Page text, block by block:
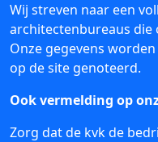
Wij streven naar een
architectenbureaus die
Onze gegevens
op de site genoteerd.
Ook vermelding op
Zorg dat de kvk de